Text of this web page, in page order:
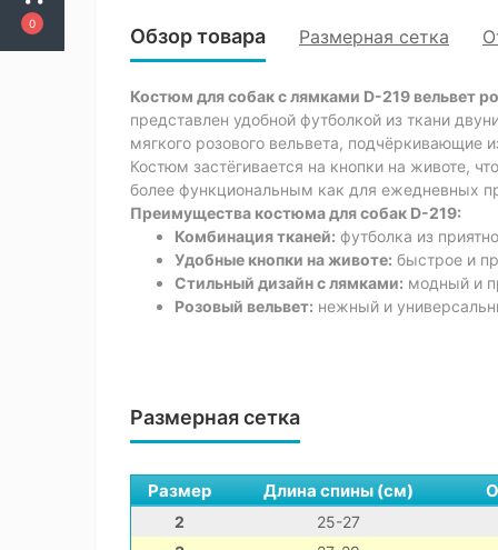
0
Обзор товара Размерная сетка
Костюм для собак с лямками D-219 вельвет
представлен удобной футболкой из ткани
мягкого розового вельвета, подчёркивающие
Костюм застёгивается на кнопки на животе,
более функциональным как для ежедневных
Преимущества костюма для собак D-219:
Комбинация тканей: футболка из
Удобные кнопки на животе: быстрое и
Стильный дизайн с лямками: модный и
Розовый вельвет: нежный и
Размерная сетка
Размер Длина спины (см)
2
25-27